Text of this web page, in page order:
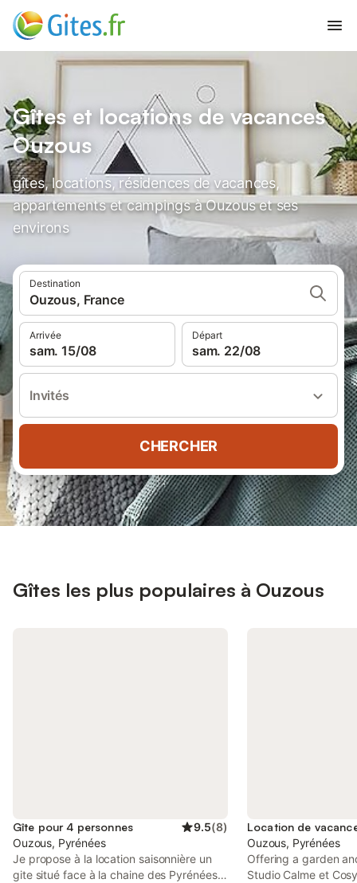
Gîtes et locations de vacances
Ouzous
gîtes, locations, résidences de vacances,
appartements et campings à Ouzous et ses
environs
Destination
Ouzous, France
Arrivée
sam. 15/08
Départ
sam. 22/08
Invités
CHERCHER
Gîtes les plus populaires à Ouzous
Gîte pour 4 personnes 9.5(8)
Ouzous, Pyrénées
Je propose à la location saisonnière un
gite situé face à la chaine des Pyrénées
Ouzous, Pyrénées
Offering a garden
Studio Calme et